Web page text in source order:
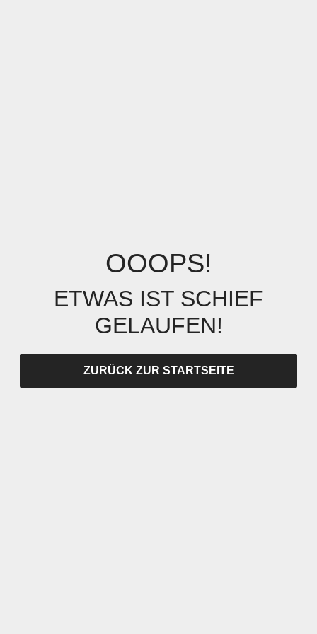
OOOPS!
ETWAS IST SCHIEF
GELAUFEN!
ZURÜCK ZUR STARTSEITE